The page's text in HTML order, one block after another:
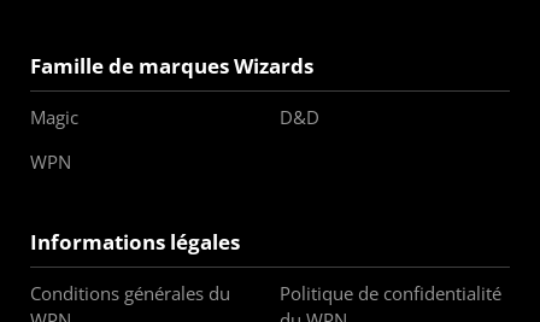
Famille de marques Wizards
Magic
D&D
WPN
Informations légales
Conditions générales du
Politique de confidentialité